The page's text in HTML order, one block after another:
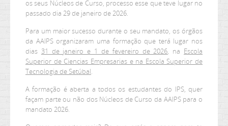
os seus Núcleos de Curso, processo esse que teve lugar no
passado dia 29 de janeiro de 2026.
Para um maior sucesso durante o seu mandato, os órgãos
da AAIPS organizaram uma formação que terá lugar nos
dias 31 de janeiro e 1 de fevereiro de 2026, na Escola
Superior de Ciencias Empresarias e na Escola Superior de
Tecnologia de Setúbal.
A formação é aberta a todos os estudantes do IPS, quer
façam parte ou não dos Núcleos de Curso da AAIPS para o
mandato 2026.